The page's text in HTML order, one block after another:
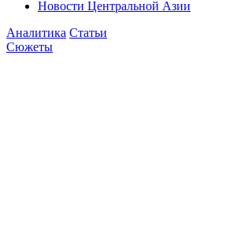
Новости Центральной Азии
Аналитика Статьи
Сюжеты